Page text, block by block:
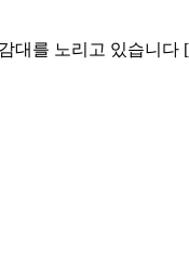
대를 노리고 있습니다